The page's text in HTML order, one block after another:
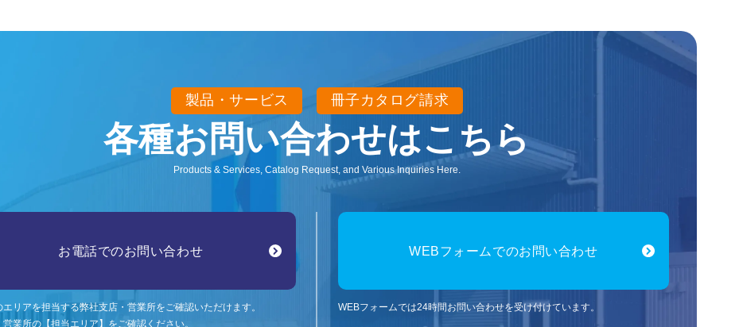
製品・サービス 冊子カタログ請求
各種お問い合わせはこちら
Products & Services, Catalog Request, and Various Inquiries Here.
お電話でのお問い合わせ
エリアを担当する弊社支店・営業所をご確認いただけます。
営業所の【担当エリア】をご確認ください。
WEBフォームでのお問い合わせ
WEBフォームでは24時間お問い合わせを受け付けています。